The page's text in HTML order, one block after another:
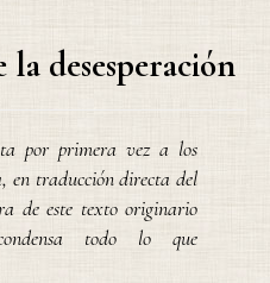
la desesperación
por primera vez a los
en traducción directa del
de este texto originario
todo lo que